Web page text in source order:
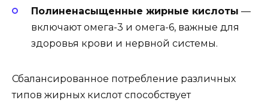
Полиненасыщенные жирные кислоты —
включают омега-3 и омега-6, важные для
здоровья крови и нервной системы.
Сбалансированное потребление различных
типов жирных кислот способствует